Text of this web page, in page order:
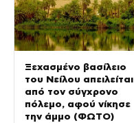
Ξεχασμένο βασίλειο
του Νείλου απειλείται
από τον σύγχρονο
πόλεμο, αφού νίκησε
την άμμο (ΦΩΤΟ)